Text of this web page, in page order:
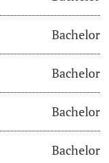
Bachelor
Bachelor
Bachelor
Bachelor